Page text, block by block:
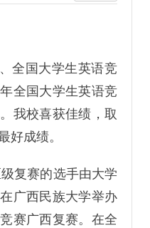
国大学生英语竞
全国大学生英语竞
我校喜获佳绩，取
好成绩。
复赛的选手由大学
广西民族大学举办
赛广西复赛。在全